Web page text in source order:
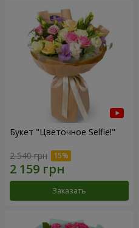
Букет "Цветочное Selfie!"
2 540 грн
Заказать